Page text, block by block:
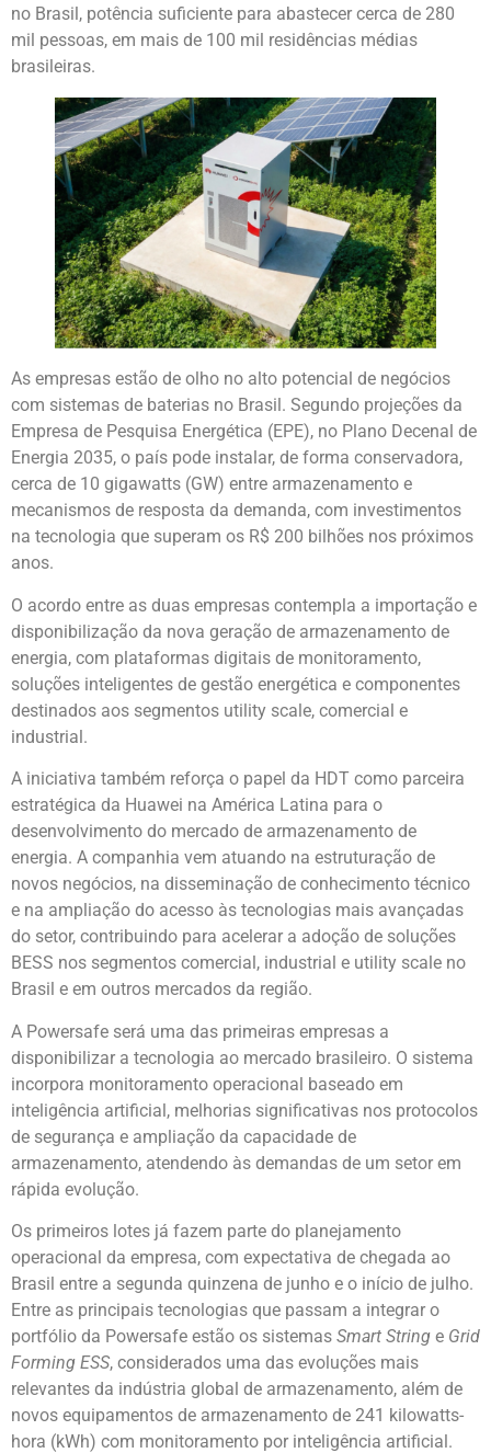
no Brasil, potência suficiente para abastecer cerca de 280
mil pessoas, em mais de 100 mil residências médias
brasileiras.
As empresas estão de olho no alto potencial de negócios
com sistemas de baterias no Brasil. Segundo projeções da
Empresa de Pesquisa Energética (EPE), no Plano Decenal de
Energia 2035, o país pode instalar, de forma conservadora,
cerca de 10 gigawatts (GW) entre armazenamento e
mecanismos de resposta da demanda, com investimentos
na tecnologia que superam os R$ 200 bilhões nos próximos
anos.
O acordo entre as duas empresas contempla a importação e
disponibilização da nova geração de armazenamento de
energia, com plataformas digitais de monitoramento,
soluções inteligentes de gestão energética e componentes
destinados aos segmentos utility scale, comercial e
industrial.
A iniciativa também reforça o papel da HDT como parceira
estratégica da Huawei na América Latina para o
desenvolvimento do mercado de armazenamento de
energia. A companhia vem atuando na estruturação de
novos negócios, na disseminação de conhecimento técnico
e na ampliação do acesso às tecnologias mais avançadas
do setor, contribuindo para acelerar a adoção de soluções
BESS nos segmentos comercial, industrial e utility scale no
Brasil e em outros mercados da região.
A Powersafe será uma das primeiras empresas a
disponibilizar a tecnologia ao mercado brasileiro. O sistema
incorpora monitoramento operacional baseado em
inteligência artificial, melhorias significativas nos protocolos
de segurança e ampliação da capacidade de
armazenamento, atendendo às demandas de um setor em
rápida evolução.
Os primeiros lotes já fazem parte do planejamento
operacional da empresa, com expectativa de chegada ao
Brasil entre a segunda quinzena de junho e o início de julho.
Entre as principais tecnologias que passam a integrar o
portfólio da Powersafe estão os sistemas Smart String e Grid
Forming ESS, considerados uma das evoluções mais
relevantes da indústria global de armazenamento, além de
novos equipamentos de armazenamento de 241 kilowatts-
hora (kWh) com monitoramento por inteligência artificial.